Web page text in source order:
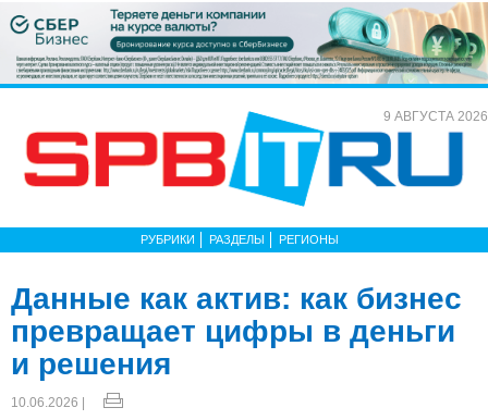
9 АВГУСТА 2026
РУБРИКИ РАЗДЕЛЫ РЕГИОНЫ
Данные как актив: как бизнес
превращает цифры в деньги
и решения
10.06.2026 |